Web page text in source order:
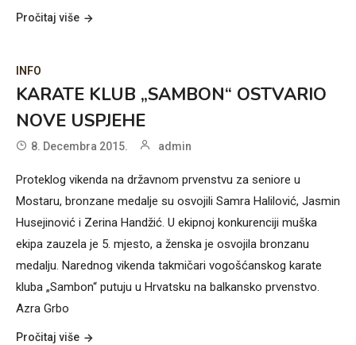
Pročitaj više
INFO
KARATE KLUB „SAMBON“ OSTVARIO
NOVE USPJEHE
8. Decembra 2015. admin
Proteklog vikenda na državnom prvenstvu za seniore u
Mostaru, bronzane medalje su osvojili Samra Halilović, Jasmin
Husejinović i Zerina Handžić. U ekipnoj konkurenciji muška
ekipa zauzela je 5. mjesto, a ženska je osvojila bronzanu
medalju. Narednog vikenda takmičari vogošćanskog karate
kluba „Sambon“ putuju u Hrvatsku na balkansko prvenstvo.
Azra Grbo
Pročitaj više